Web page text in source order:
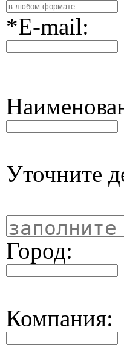
*E-mail:
Уточните
Город:
Компания: